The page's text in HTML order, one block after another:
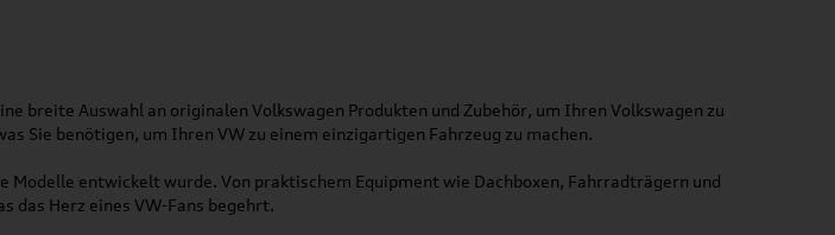
breite Auswahl an originalen Volkswagen Produkten und Zubehör, um Ihren Volkswagen zu
Sie benötigen, um Ihren VW zu einem einzigartigen Fahrzeug zu machen.
entwickelt wurde. Von praktischem Equipment wie Dachboxen, Fahrradträgern und
das Herz eines VW-Fans begehrt.